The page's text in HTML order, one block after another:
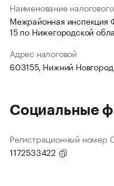
Наименование
Межрайонная
15 по Нижегородской
Адрес налоговой
603155, Нижний
Социальные
Регистрационный номер
1172533422